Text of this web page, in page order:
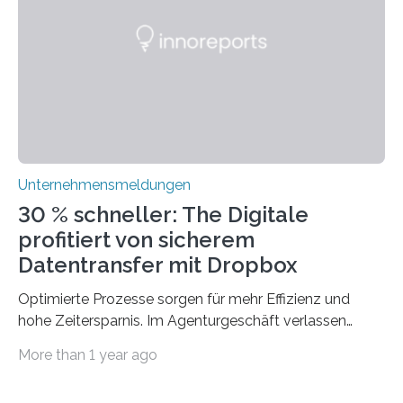
traditionelle Geschäftsprozesse in vielerlei Hinsicht
Unternehmensmeldungen
30 % schneller: The Digitale
profitiert von sicherem
Datentransfer mit Dropbox
Optimierte Prozesse sorgen für mehr Effizienz und
hohe Zeitersparnis. Im Agenturgeschäft verlassen
machen sich auf den Weg zu Kunden oder Partnern.
More than 1 year ago